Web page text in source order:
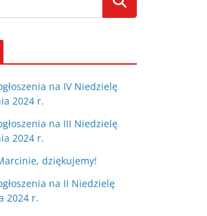
na IV Niedzielę
2024 r.
na III Niedzielę
2024 r.
dziękujemy!
na II Niedzielę
2024 r.